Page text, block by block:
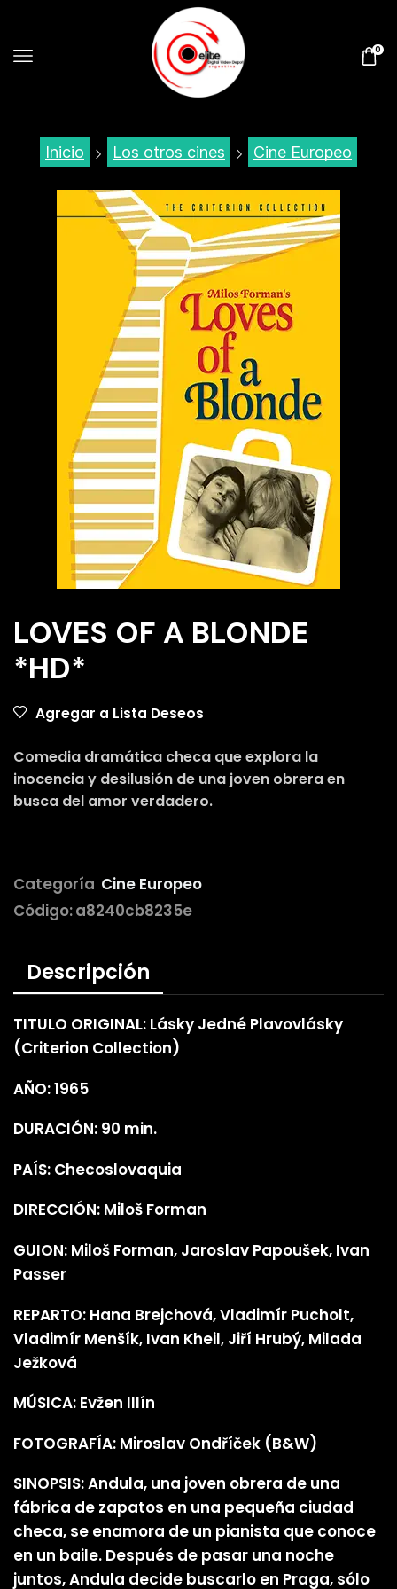
0
Inicio Los otros cines Cine Europeo
LOVES OF A BLONDE
*HD*
Agregar a Lista Deseos
Comedia dramática checa que explora la
inocencia y desilusión de una joven obrera en
busca del amor verdadero.
Categoría Cine Europeo
Código:a8240cb8235e
Descripción
TITULO ORIGINAL: Lásky Jedné Plavovlásky
(Criterion Collection)
AÑO: 1965
DURACIÓN: 90 min.
PAÍS: Checoslovaquia
DIRECCIÓN: Miloš Forman
GUION: Miloš Forman, Jaroslav Papoušek, Ivan
Passer
REPARTO: Hana Brejchová, Vladimír Pucholt,
Vladimír Menšík, Ivan Kheil, Jiří Hrubý, Milada
Ježková
MÚSICA: Evžen Illín
FOTOGRAFÍA: Miroslav Ondříček (B&W)
SINOPSIS: Andula, una joven obrera de una
fábrica de zapatos en una pequeña ciudad
checa, se enamora de un pianista que conoce
en un baile. Después de pasar una noche
juntos, Andula decide buscarlo en Praga, sólo